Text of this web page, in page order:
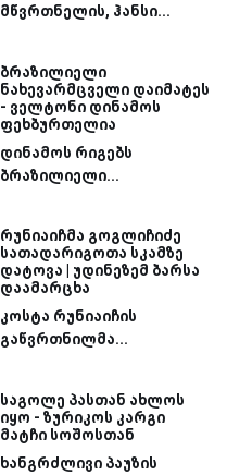
მწვრთნელის, ჰანსი...
ბრაზილიელი
ნახევარმცველი დაიმატეს
- ველტონი დინამოს
ფეხბურთელია
დინამოს რიგებს
ბრაზილიელი...
რუნიაიჩმა გოგლიჩიძე
სათადარიგოთა სკამზე
დატოვა | უდინეზემ ბარსა
დაამარცხა
კოსტა რუნიაიჩის
გაწვრთნილმა...
საგოლე პასთან ახლოს
იყო - ზურიკოს კარგი
მატჩი სოშოსთან
ხანგრძლივი პაუზის